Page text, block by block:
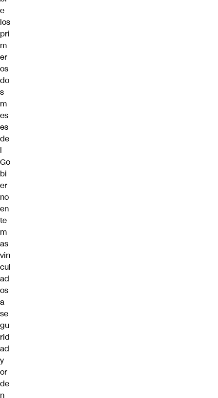
e
los
pri
m
er
os
do
s
m
es
es
de
l
Go
bi
er
no
en
te
m
as
vin
cul
ad
os
a
se
gu
rid
ad
y
or
de
n